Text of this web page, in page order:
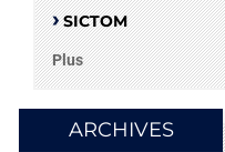
SICTOM
Plus
ARCHIVES